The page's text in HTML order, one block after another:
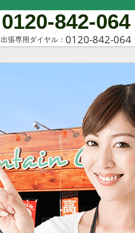
0120-842-064
出張専用ダイヤル： 0120-842-064